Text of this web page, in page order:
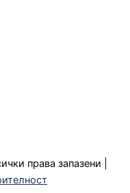
права запазени |